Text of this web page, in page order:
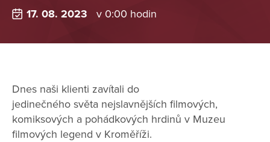
17. 08. 2023 v 0:00 hodin
Dnes naši klienti zavítali do
jedinečného světa nejslavnějších filmových,
komiksových a pohádkových hrdinů v Muzeu
filmových legend v Kroměříži.